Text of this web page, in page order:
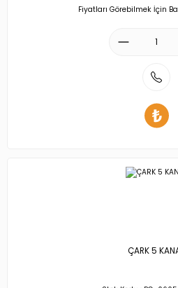
Fiyatları Görebilmek İçin
ÇARK 5